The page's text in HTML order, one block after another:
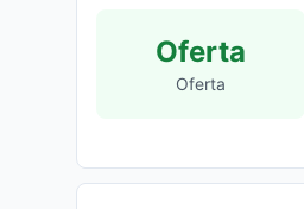
Oferta
Oferta